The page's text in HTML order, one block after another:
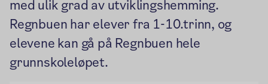
med ulik grad av utviklingshemming.
Regnbuen har elever fra 1-10.trinn, og
elevene kan gå på Regnbuen hele
grunnskoleløpet.